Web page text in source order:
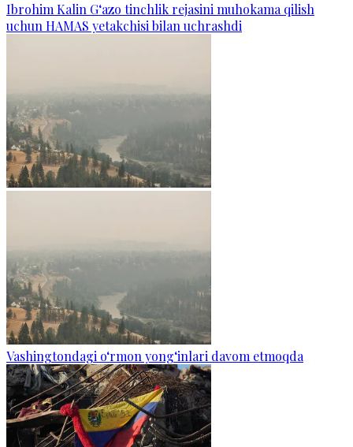
Ibrohim Kalin G‘azo tinchlik rejasini muhokama qilish
uchun HAMAS yetakchisi bilan uchrashdi
Vashingtondagi o‘rmon yong‘inlari davom etmoqda